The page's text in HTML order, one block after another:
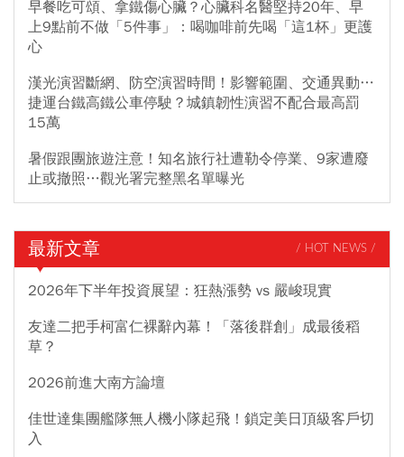
早餐吃可頌、拿鐵傷心臟？心臟科名醫堅持20年、早
上9點前不做「5件事」：喝咖啡前先喝「這1杯」更護
心
漢光演習斷網、防空演習時間！影響範圍、交通異動…
捷運台鐵高鐵公車停駛？城鎮韌性演習不配合最高罰
15萬
暑假跟團旅遊注意！知名旅行社遭勒令停業、9家遭廢
止或撤照…觀光署完整黑名單曝光
最新文章 / HOT NEWS /
2026年下半年投資展望：狂熱漲勢 vs 嚴峻現實
友達二把手柯富仁裸辭內幕！「落後群創」成最後稻
草？
2026前進大南方論壇
佳世達集團艦隊無人機小隊起飛！鎖定美日頂級客戶切
入